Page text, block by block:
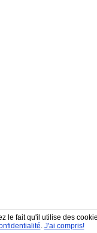
le fait qu'il utilise des
. J'ai compris!